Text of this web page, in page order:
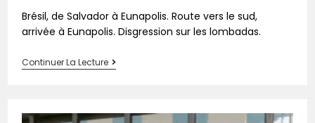
Brésil, de Salvador à Eunapolis. Route vers le sud,
arrivée à Eunapolis. Disgression sur les lombadas.
Continuer La Lecture